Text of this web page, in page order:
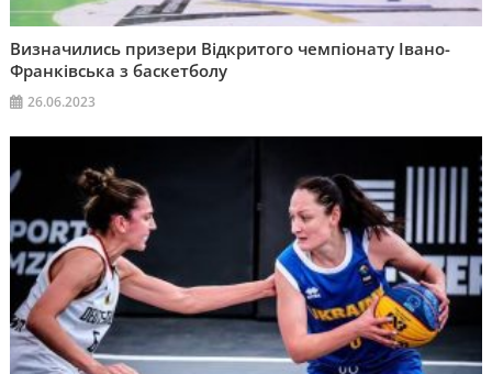
Визначились призери Відкритого чемпіонату Івано-
Франківська з баскетболу
26.06.2023